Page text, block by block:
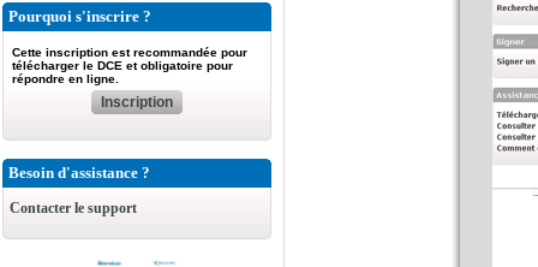
Pourquoi s'inscrire ?
Cette inscription est recommandée pour
télécharger le DCE et obligatoire pour
répondre en ligne.
Inscription
Besoin d'assistance ?
Contacter le support